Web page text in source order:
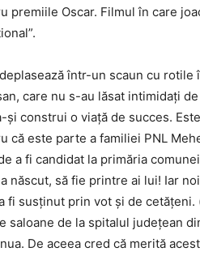
premiile Oscar. Filmul în care
într-un scaun cu rotile
care nu s-au lăsat intimidaţi
construi o viaţă de succes.
că este parte a familiei PNL
a fi candidat la primăria
născut, să fie printre ai lui! Iar
fi susținut prin vot și de
saloane de la spitalul județean
De aceea cred că merită